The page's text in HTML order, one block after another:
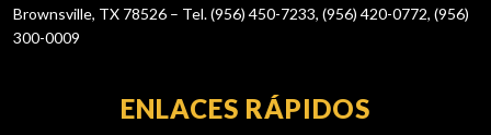
Brownsville, TX 78526 – Tel. (956) 450-7233, (956) 420-0772, (956)
300-0009
ENLACES RÁPIDOS